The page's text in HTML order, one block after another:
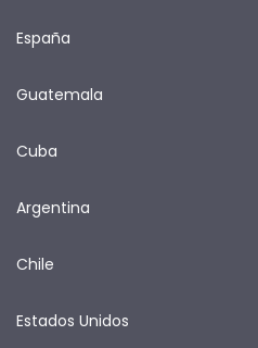
España
Guatemala
Cuba
Argentina
Chile
Estados Unidos